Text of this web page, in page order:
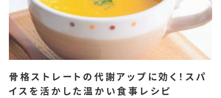
骨格ストレートの代謝アップに効く！スパ
イスを活かした温かい食事レシピ